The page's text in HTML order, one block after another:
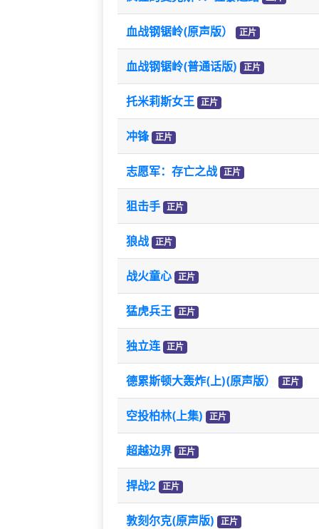
血战钢锯岭(原声版） 正片
血战钢锯岭(普通话版) 正片
托米莉斯女王 正片
冲锋 正片
志愿军：存亡之战 正片
狙击手 正片
狼战 正片
战火童心 正片
猛虎兵王 正片
独立连 正片
德累斯顿大轰炸(上)(原声版） 正片
空投柏林(上集) 正片
超越边界 正片
捍战2 正片
敦刻尔克(原声版) 正片